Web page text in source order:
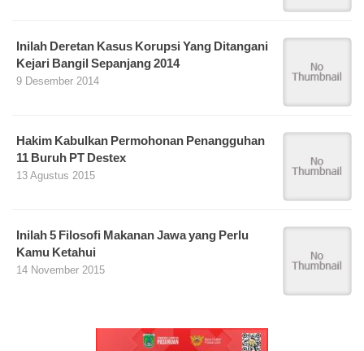
Inilah Deretan Kasus Korupsi Yang Ditangani
Kejari Bangil Sepanjang 2014
9 Desember 2014
Hakim Kabulkan Permohonan Penangguhan
11 Buruh PT Destex
13 Agustus 2015
Inilah 5 Filosofi Makanan Jawa yang Perlu
Kamu Ketahui
14 November 2015